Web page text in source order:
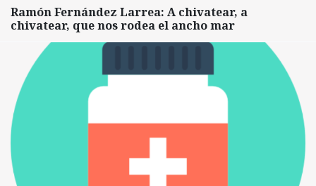
Ramón Fernández Larrea: A chivatear, a
chivatear, que nos rodea el ancho mar